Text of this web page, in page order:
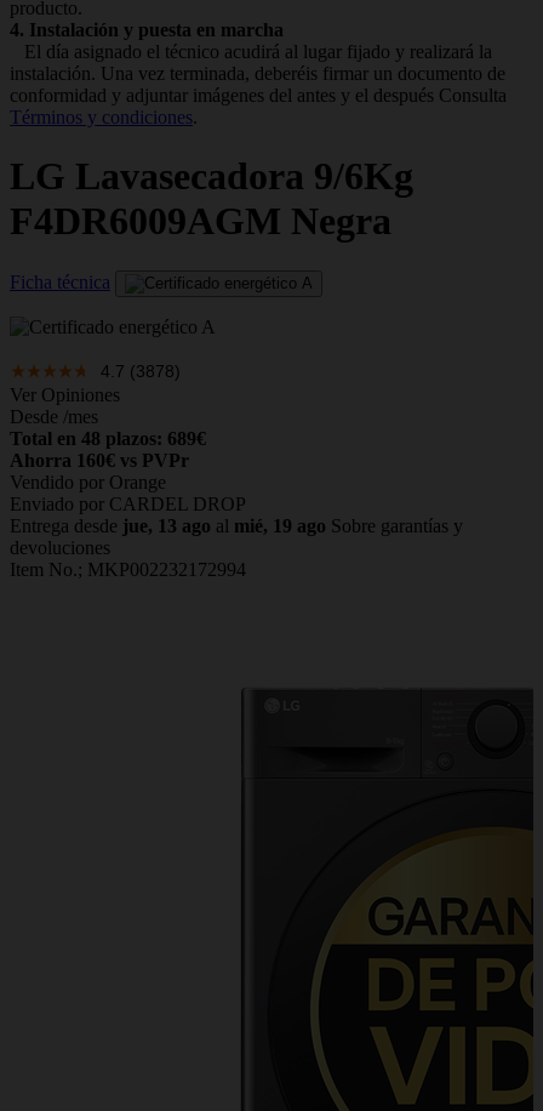
producto.
4. Instalación y puesta en marcha
El día asignado el técnico acudirá al lugar fijado y realizará la
instalación. Una vez terminada, deberéis firmar un documento de
conformidad y adjuntar imágenes del antes y el después Consulta
Términos y condiciones.
LG Lavasecadora 9/6Kg
F4DR6009AGM Negra
Ficha técnica
4.7 (3878)
Ver Opiniones
Desde /mes
Total en 48 plazos: 689€
Ahorra 160€ vs PVPr
Vendido por Orange
Enviado por CARDEL DROP
Entrega desde jue, 13 ago al mié, 19 ago Sobre garantías y
devoluciones
Item No.; MKP002232172994